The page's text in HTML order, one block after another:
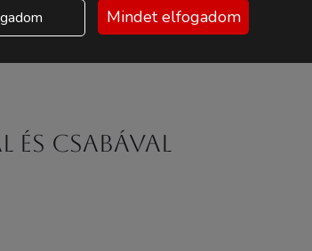
Csabával
Mindet elfogadom